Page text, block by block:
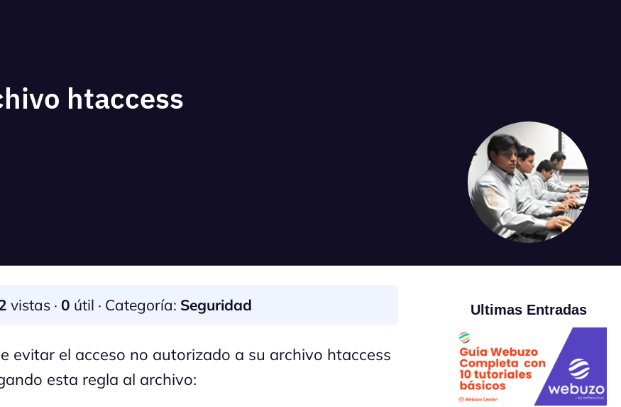
htaccess
vistas ·0 útil · Categoría: Seguridad
evitar el acceso no autorizado a su archivo htaccess
esta regla al archivo:
Ultimas Entradas